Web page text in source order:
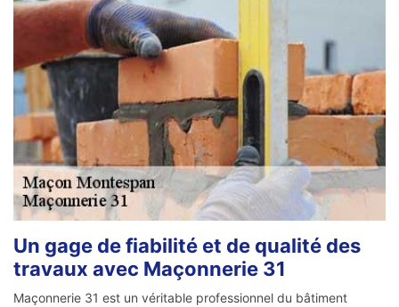
Un gage de fiabilité et de qualité des
travaux avec Maçonnerie 31
Maçonnerie 31 est un véritable professionnel du bâtiment